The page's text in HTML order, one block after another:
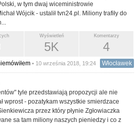
w tym dwaj wiceministrowie
Wójcik - ustalił tvn24.pl. Miliony trafiły do
Komentarzy
4
Wyświetleń
5K
• 10 września 2018, 19:24 Włocławek
tyle przedstawiają propozycji ale nie
wprost - pozatykam wszystkie smierdzace
przez który płynie Zgłowiaczka
sa tam miliony naszych pieniedzy i co z